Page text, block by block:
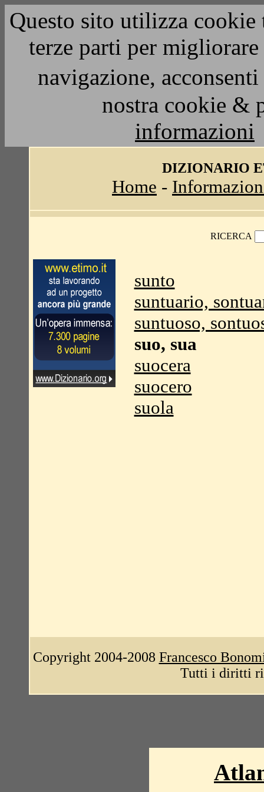
Questo sito utilizza
terze parti per
navigazione,
nostra cookie &
informazioni
DIZIONARIO
Home -
RICERCA
sunto
suntuario,
suntuoso,
suo, sua
suocera
suocero
suola
Copyright 2004-2008 Francesco
Tutti i diritti